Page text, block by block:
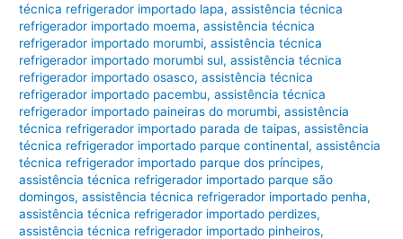
técnica refrigerador importado lapa,assistência técnica
refrigerador importado moema,assistência técnica
refrigerador importado morumbi,assistência técnica
refrigerador importado morumbi sul,assistência técnica
refrigerador importado osasco,assistência técnica
refrigerador importado pacembu,assistência técnica
refrigerador importado paineiras do morumbi,assistência
técnica refrigerador importado parada de taipas,assistência
técnica refrigerador importado parque continental,assistência
técnica refrigerador importado parque dos príncipes,
assistência técnica refrigerador importado parque são
domingos,assistência técnica refrigerador importado penha,
assistência técnica refrigerador importado perdizes,
assistência técnica refrigerador importado pinheiros,